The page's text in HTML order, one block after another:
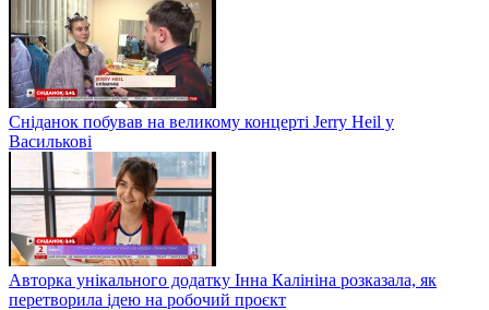
Сніданок побував на великому концерті Jerry Heil у
Василькові
Авторка унікального додатку Інна Калініна розказала, як
перетворила ідею на робочий проєкт